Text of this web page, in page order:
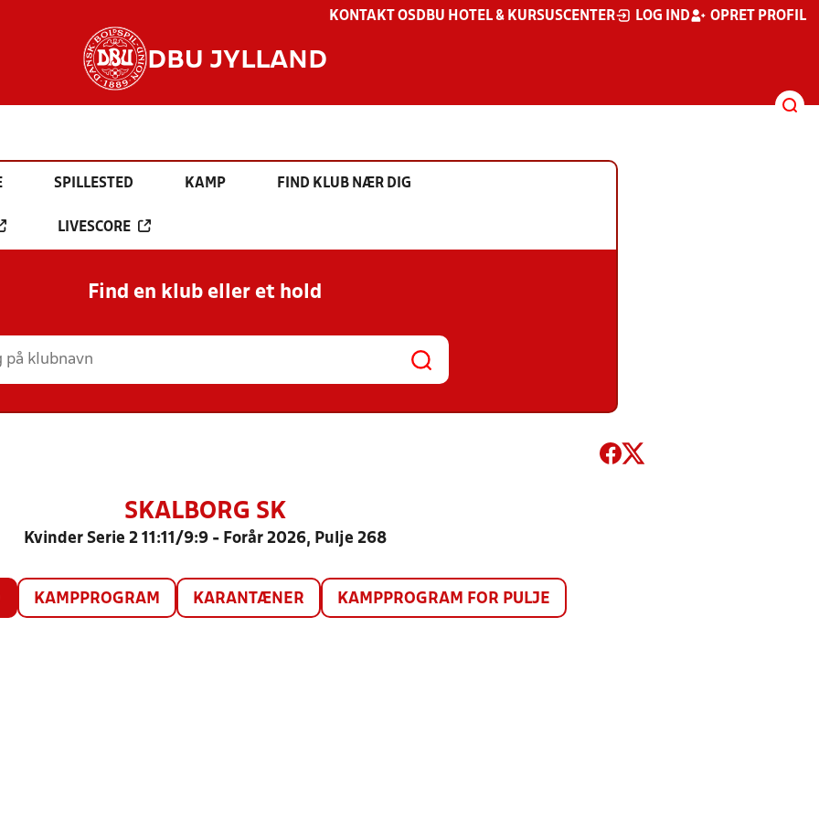
KONTAKT OS DBU HOTEL & KURSUSCENTER LOG IND OPRET PROFIL
DBU JYLLAND
SPILLESTED KAMP FIND KLUB NÆR DIG
LIVESCORE
Find en klub eller et hold
SKALBORG SK
Kvinder Serie 2 11:11/9:9 - Forår 2026, Pulje 268
KAMPPROGRAM KARANTÆNER KAMPPROGRAM FOR PULJE